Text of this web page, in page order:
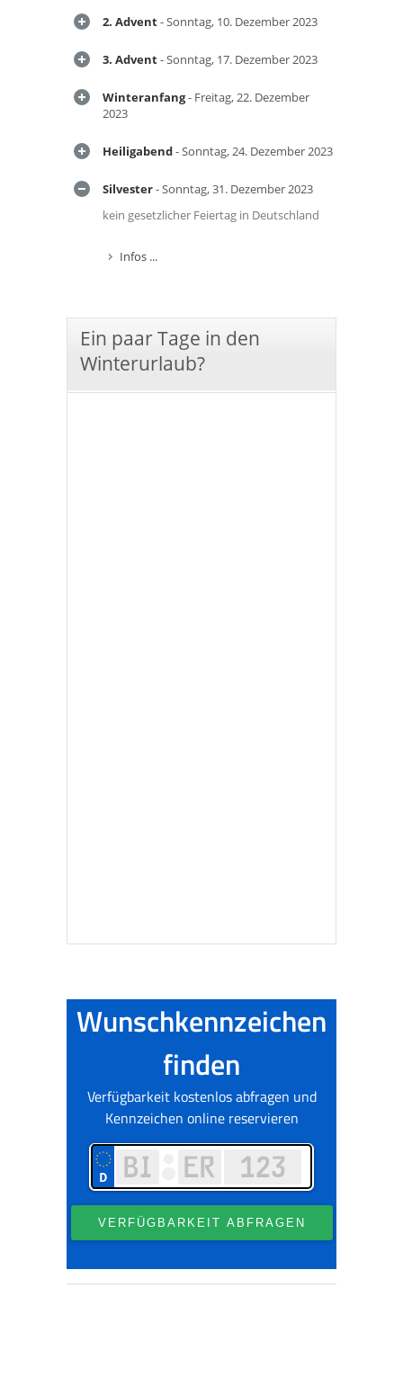
2. Advent- Sonntag, 10. Dezember 2023
3. Advent- Sonntag, 17. Dezember 2023
Winteranfang- Freitag, 22. Dezember
2023
Heiligabend- Sonntag, 24. Dezember 2023
Silvester- Sonntag, 31. Dezember 2023
kein gesetzlicher Feiertag in Deutschland
Infos ...
Ein paar Tage in den
Winterurlaub?